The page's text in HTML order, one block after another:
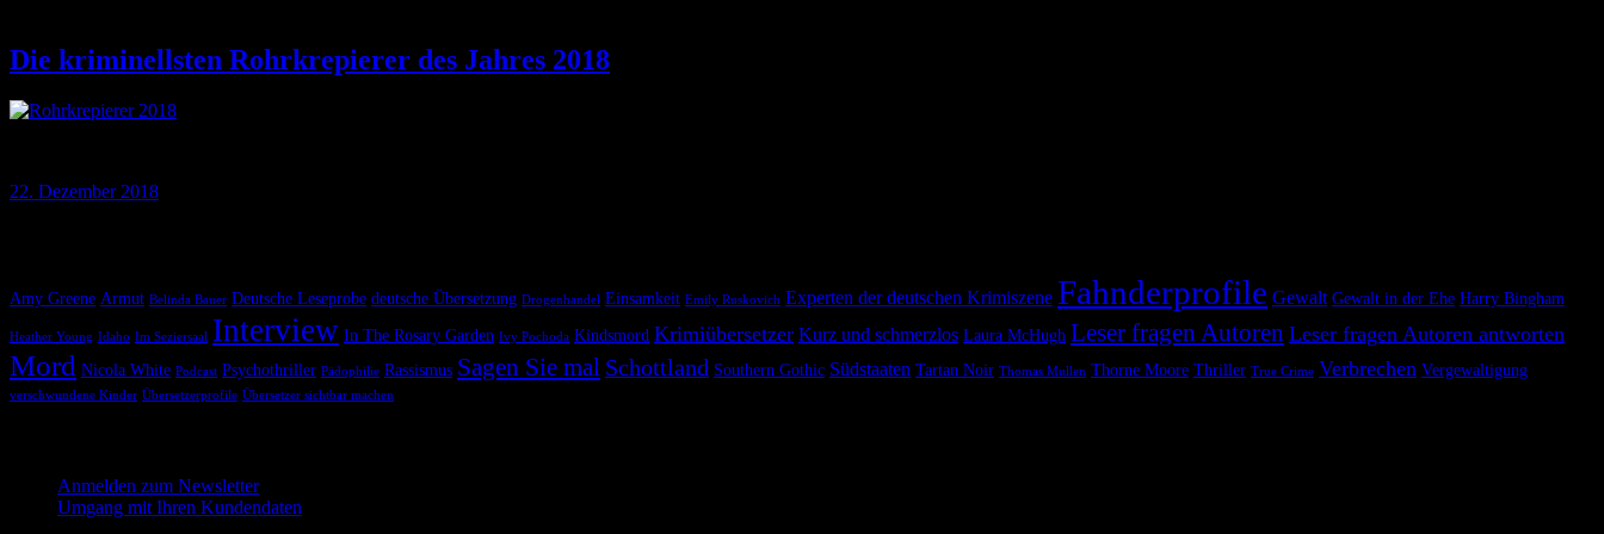
Die kriminellsten Rohrkrepierer des Jahres 2018
22. Dezember 2018
Amy Greene Armut Belinda Bauer Deutsche Leseprobe deutsche Übersetzung Drogenhandel Einsamkeit Emily Ruskovich Experten der deutschen Krimiszene Fahnderprofile Gewalt Gewalt in der Ehe Harry Bingham
Heather Young Idaho Im Seziersaal Interview In The Rosary Garden Ivy Pochoda Kindsmord Krimiübersetzer Kurz und schmerzlos Laura McHugh Leser fragen Autoren Leser fragen Autoren antworten
Mord Nicola White Podcast Psychothriller Pädophilie Rassismus Sagen Sie mal Schottland Southern Gothic Südstaaten Tartan Noir Thomas Mullen Thorne Moore Thriller True Crime Verbrechen Vergewaltigung
verschwundene Kinder Übersetzerprofile Übersetzer sichtbar machen
Anmelden zum Newsletter
Umgang mit Ihren Kundendaten